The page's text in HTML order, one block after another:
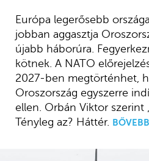
Európa legerősebb
jobban aggasztja
újabb háborúra.
kötnek. A NATO
2027-ben megtörténhet,
Oroszország egyszerre
ellen. Orbán Viktor szerint
Tényleg az? Háttér.